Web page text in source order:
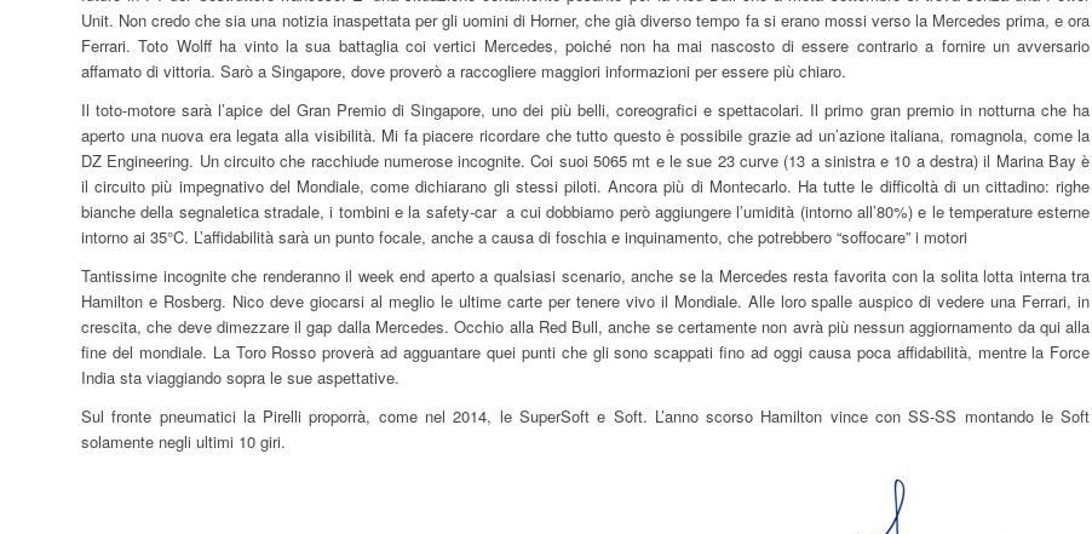
Unit. Non credo che sia una notizia inaspettata per gli uomini di Horner, che già diverso tempo fa si erano mossi verso la Mercedes prima, e ora
Ferrari. Toto Wolff ha vinto la sua battaglia coi vertici Mercedes, poiché non ha mai nascosto di essere contrario a fornire un avversario
affamato di vittoria. Sarò a Singapore, dove proverò a raccogliere maggiori informazioni per essere più chiaro.
Il toto-motore sarà l’apice del Gran Premio di Singapore, uno dei più belli, coreografici e spettacolari. Il primo gran premio in notturna che ha
aperto una nuova era legata alla visibilità. Mi fa piacere ricordare che tutto questo è possibile grazie ad un’azione italiana, romagnola, come la
DZ Engineering. Un circuito che racchiude numerose incognite. Coi suoi 5065 mt e le sue 23 curve (13 a sinistra e 10 a destra) il Marina Bay è
il circuito più impegnativo del Mondiale, come dichiarano gli stessi piloti. Ancora più di Montecarlo. Ha tutte le difficoltà di un cittadino: righe
bianche della segnaletica stradale, i tombini e la safety-car a cui dobbiamo però aggiungere l’umidità (intorno all’80%) e le temperature esterne
intorno ai 35°C. L’affidabilità sarà un punto focale, anche a causa di foschia e inquinamento, che potrebbero “soffocare” i motori
Tantissime incognite che renderanno il week end aperto a qualsiasi scenario, anche se la Mercedes resta favorita con la solita lotta interna tra
Hamilton e Rosberg. Nico deve giocarsi al meglio le ultime carte per tenere vivo il Mondiale. Alle loro spalle auspico di vedere una Ferrari, in
crescita, che deve dimezzare il gap dalla Mercedes. Occhio alla Red Bull, anche se certamente non avrà più nessun aggiornamento da qui alla
fine del mondiale. La Toro Rosso proverà ad agguantare quei punti che gli sono scappati fino ad oggi causa poca affidabilità, mentre la Force
India sta viaggiando sopra le sue aspettative.
Sul fronte pneumatici la Pirelli proporrà, come nel 2014, le SuperSoft e Soft. L’anno scorso Hamilton vince con SS-SS montando le Soft
solamente negli ultimi 10 giri.